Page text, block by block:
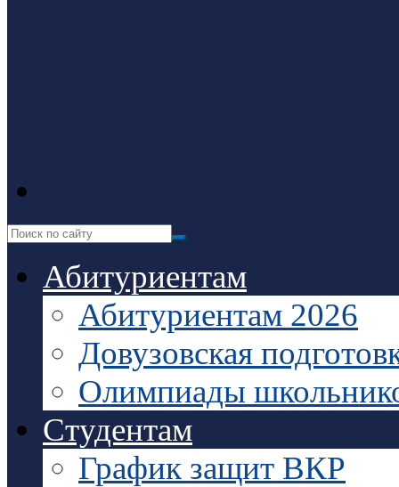
Абитуриентам
Абитуриентам 2026
Довузовская
Олимпиады
Студентам
График защит ВКР